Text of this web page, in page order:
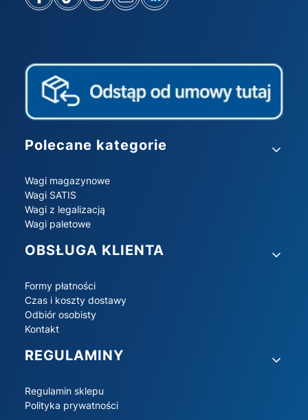
Linki w stopce
Polecane kategorie
Wagi magazynowe
Wagi SATIS
Wagi z legalizacją
Wagi paletowe
OBSŁUGA KLIENTA
Formy płatności
Czas i koszty dostawy
Odbiór osobisty
Kontakt
REGULAMINY
Regulamin sklepu
Polityka prywatności